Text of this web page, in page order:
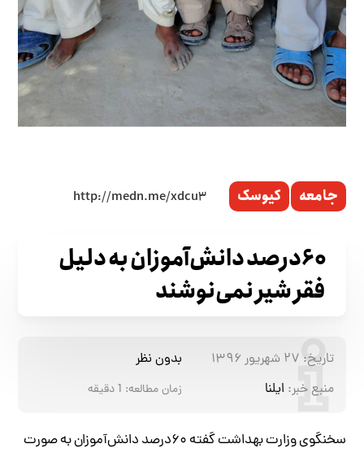
جامعه کیوسک
۶۰درصد دانش‌آموزان به دلیل
فقر شیر نمی‌نوشند
تاریخ: ۲۷ شهریور ۱۳۹۶
بدون نظر
منبع خبر: ایلنا زمان مطالعه: 1دقیقه
سخنگوی وزارت بهداشت گفته ۶۰درصد دانش‌آموزان به صورت